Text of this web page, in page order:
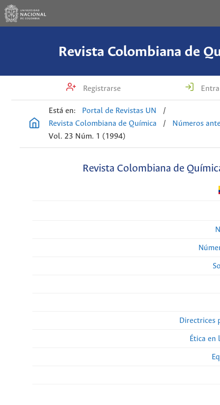
Revista Colombiana de
Registrarse
Está en: Portal de Revistas UN
/
Revista Colombiana de Química
/
Números
Vol. 23 Núm. 1 (1994)
Revista Colombiana de
Directrices
Ética en